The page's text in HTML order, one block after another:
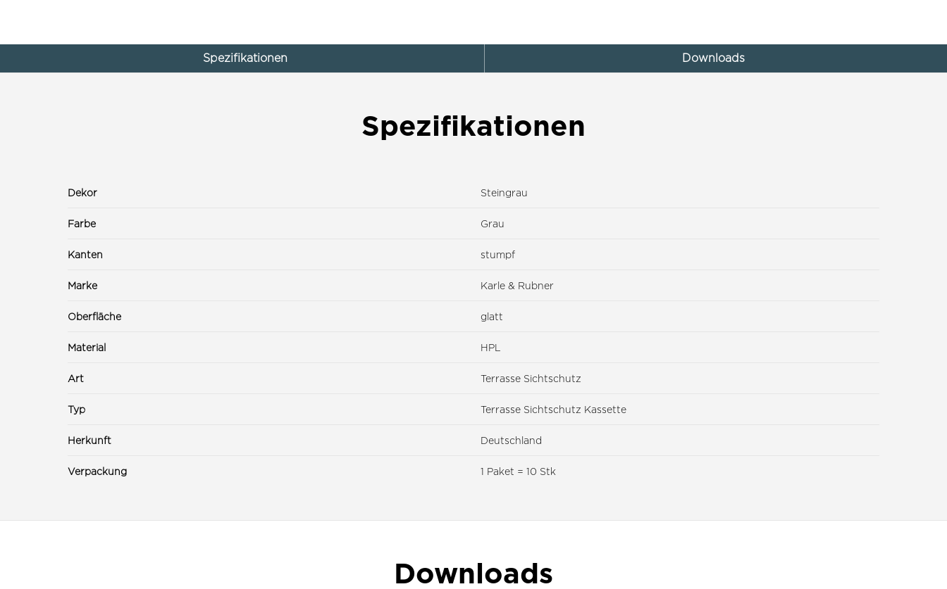
Spezifikationen Downloads
Spezifikationen
Dekor Steingrau
Farbe Grau
Kanten stumpf
Marke Karle & Rubner
Oberfläche glatt
Material HPL
Art Terrasse Sichtschutz
Typ Terrasse Sichtschutz Kassette
Herkunft Deutschland
Verpackung 1 Paket = 10 Stk
Downloads